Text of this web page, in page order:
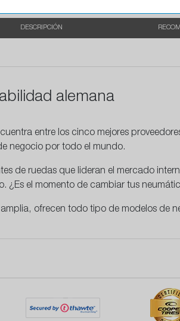
DESCRIPCIÓN
alemana
entre los cinco mejores
negocio por todo el mundo.
de ruedas que lideran el mercado
¿Es el momento de cambiar tus
amplia, ofrecen todo tipo de modelos de